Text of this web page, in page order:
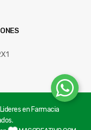
en Farmacia